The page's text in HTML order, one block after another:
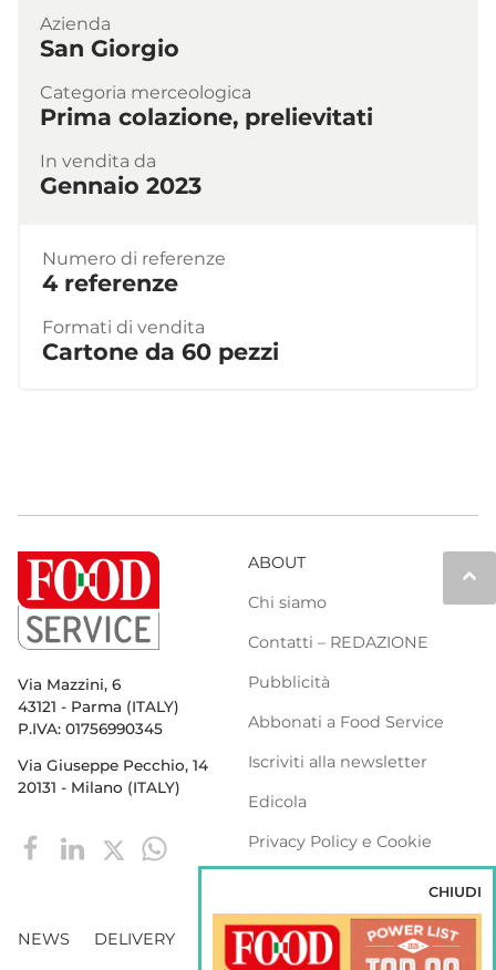
Azienda
San Giorgio
Categoria merceologica
Prima colazione, prelievitati
In vendita da
Gennaio 2023
Numero di referenze
4 referenze
Formati di vendita
Cartone da 60 pezzi
keyboard_arrow_up
Via Mazzini, 6
43121 - Parma (ITALY)
P.IVA: 01756990345
Via Giuseppe Pecchio, 14
20131 - Milano (ITALY)
ABOUT
Chi siamo
Contatti – REDAZIONE
Pubblicità
Abbonati a Food Service
Iscriviti alla newsletter
Edicola
Privacy Policy e Cookie
NEWS DELIVERY DISTRIBUZIONE
CHIUDI